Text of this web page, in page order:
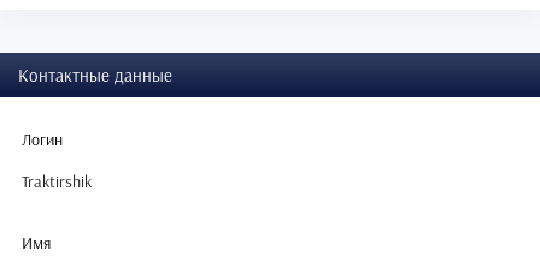
Контактные данные
Логин
Traktirshik
Имя